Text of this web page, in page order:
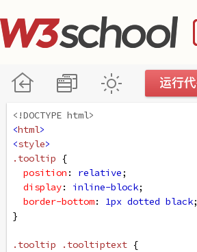
<!DOCTYPE html>
<html>
<style>
.tooltip {
position : relative;
display: inline-block;
border-bottom: 1px dotted black;
}
.tooltip .tooltiptext {